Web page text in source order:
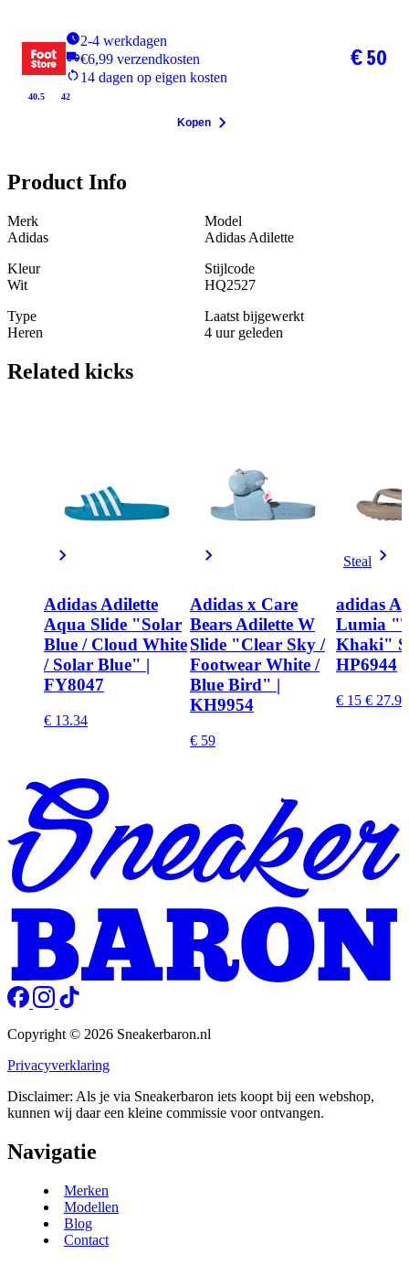
2-4 werkdagen
€6,99 verzendkosten
14 dagen op eigen kosten
40.5 42
€ 50
Kopen
Product Info
Merk
Adidas
Model
Adidas Adilette
Kleur
Wit
Stijlcode
HQ2527
Type
Heren
Laatst bijgewerkt
4 uur geleden
Related kicks
Adidas Adilette
Aqua Slide "Solar
Blue / Cloud White
/ Solar Blue" |
FY8047
€ 13.34
Adidas x Care
Bears Adilette W
Slide "Clear Sky /
Footwear White /
Blue Bird" |
KH9954
€ 59
Steal
adidas
Lumia
Khaki"
HP6944
€ 15 € 27.99
Copyright © 2026 Sneakerbaron.nl
Privacyverklaring
Disclaimer: Als je via Sneakerbaron iets koopt bij een webshop,
kunnen wij daar een kleine commissie voor ontvangen.
Navigatie
Merken
Modellen
Blog
Contact